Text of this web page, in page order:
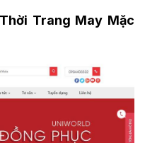
Trang May Mặc